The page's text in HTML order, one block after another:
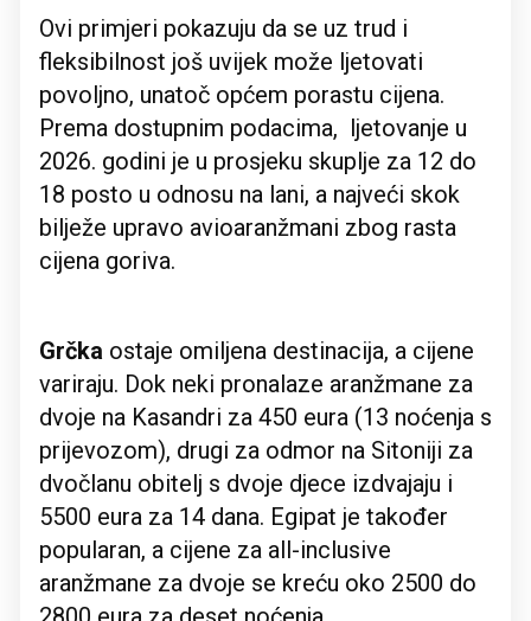
Ovi primjeri pokazuju da se uz trud i
fleksibilnost još uvijek može ljetovati
povoljno, unatoč općem porastu cijena.
Prema dostupnim podacima, ljetovanje u
2026. godini je u prosjeku skuplje za 12 do
18 posto u odnosu na lani, a najveći skok
bilježe upravo avioaranžmani zbog rasta
cijena goriva.
Grčka ostaje omiljena destinacija, a cijene
variraju. Dok neki pronalaze aranžmane za
dvoje na Kasandri za 450 eura (13 noćenja s
prijevozom), drugi za odmor na Sitoniji za
dvočlanu obitelj s dvoje djece izdvajaju i
5500 eura za 14 dana. Egipat je također
popularan, a cijene za all-inclusive
aranžmane za dvoje se kreću oko 2500 do